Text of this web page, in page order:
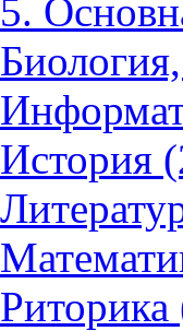
5.
История
Риторика